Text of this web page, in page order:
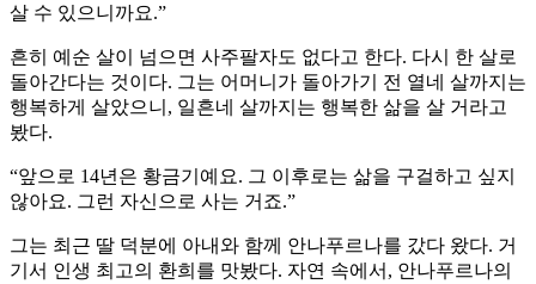
살 수 있으니까요.”
흔히 예순 살이 넘으면 사주팔자도 없다고 한다. 다시 한 살로
돌아간다는 것이다. 그는 어머니가 돌아가기 전 열네 살까지는
행복하게 살았으니, 일흔네 살까지는 행복한 삶을 살 거라고
봤다.
“앞으로 14년은 황금기예요. 그 이후로는 삶을 구걸하고 싶지
않아요. 그런 자신으로 사는 거죠.”
그는 최근 딸 덕분에 아내와 함께 안나푸르나를 갔다 왔다. 거
기서 인생 최고의 환희를 맛봤다. 자연 속에서, 안나푸르나의